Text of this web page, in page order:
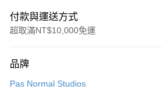
付款與運送方式
超取滿NT$10,000免運
信用卡一次付款
品牌
Pas Normal Studios